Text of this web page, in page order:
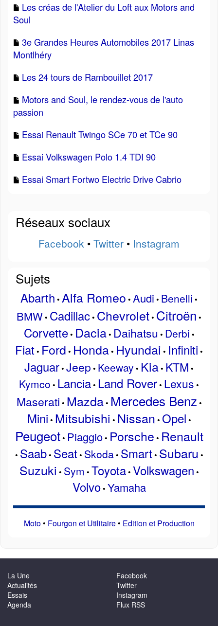
Les créas de l'Atelier du Loft aux Motors and
Soul
3e Grandes Heures Automobiles 2017 Linas
Montlhéry
Les 24 tours de Rambouillet 2017
Motors and Soul, le rendez-vous de l'auto
passion
Essai Renault Twingo SCe 70 et TCe 90
Essai Volkswagen Polo 1.4 TDI 90
Essai Smart Fortwo Electric Drive Cabrio
Réseaux sociaux
Facebook • Twitter • Instagram
Sujets
Abarth • Alfa Romeo • Audi • Benelli •
BMW• Cadillac• Chevrolet• Citroën •
Corvette• Dacia• Daihatsu • Derbi •
Fiat • Ford • Honda• Hyundai • Infiniti •
Jaguar• Jeep • Keeway • Kia• KTM •
Kymco • Lancia• Land Rover• Lexus •
Maserati • Mazda• Mercedes Benz •
Mini • Mitsubishi • Nissan • Opel •
Peugeot• Piaggio• Porsche • Renault
• Saab• Seat • Skoda• Smart • Subaru •
Suzuki • Sym • Toyota• Volkswagen •
Volvo• Yamaha
Moto• Fourgon et Utilitaire• Edition et Production
La Une
Actualités
Essais
Agenda
Facebook
Twitter
Instagram
Flux RSS